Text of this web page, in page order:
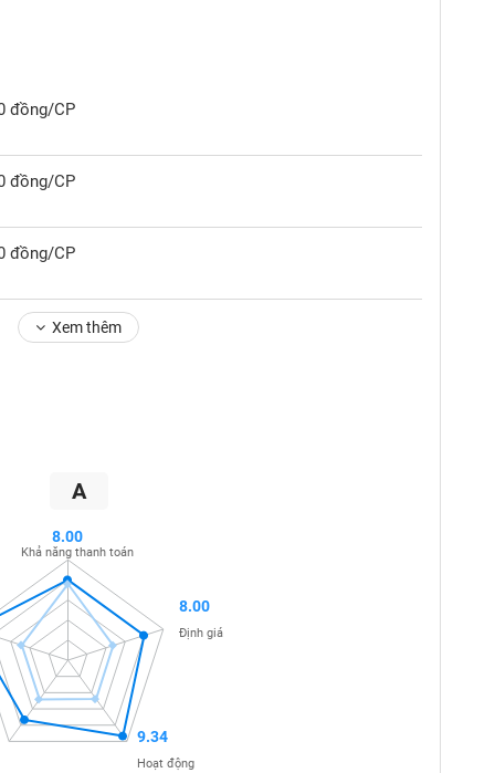
đồng/CP
đồng/CP
đồng/CP
Xem thêm
A
8.00
Khả năng thanh toán
8.00
Định giá
9.34
Hoạt động